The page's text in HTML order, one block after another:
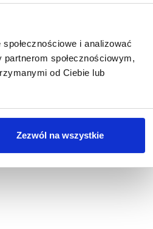
i analizować
społecznościowym,
od Ciebie lub
Zezwól na wszystkie
12 procent
Monnari Trade w IV kwartale ub.r.